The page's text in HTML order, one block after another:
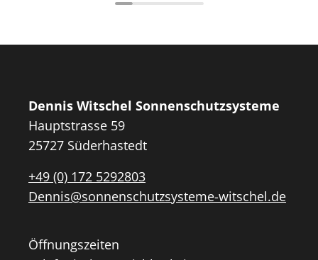
Dennis Witschel Sonnenschutzsysteme
Hauptstrasse 59
25727 Süderhastedt
+49 (0) 172 5292803
Dennis@sonnenschutzsysteme-witschel.de
Öffnungszeiten